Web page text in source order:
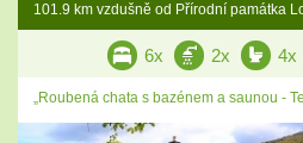
101.9 km vzdušně od Přírodní památka
6x 2x 4x
„Roubená chata s bazénem a saunou -